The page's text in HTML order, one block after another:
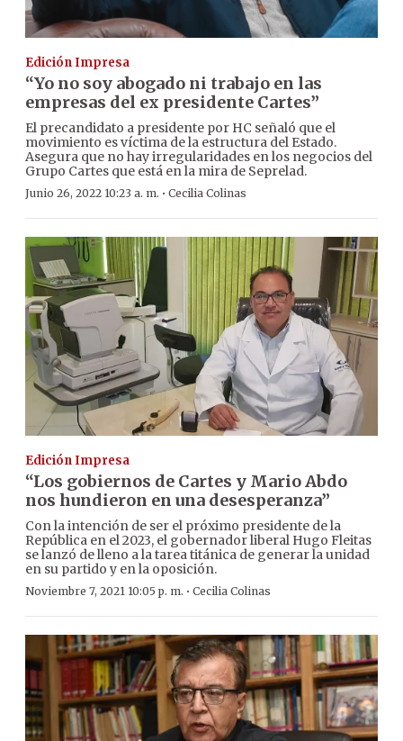
Edición Impresa
“Yo no soy abogado ni trabajo en las
empresas del ex presidente Cartes”
El precandidato a presidente por HC señaló que el
movimiento es víctima de la estructura del Estado.
Asegura que no hay irregularidades en los negocios del
Grupo Cartes que está en la mira de Seprelad.
Junio 26, 2022 10:23 a. m. · Cecilia Colinas
Edición Impresa
“Los gobiernos de Cartes y Mario Abdo
nos hundieron en una desesperanza”
Con la intención de ser el próximo presidente de la
República en el 2023, el gobernador liberal Hugo Fleitas
se lanzó de lleno a la tarea titánica de generar la unidad
en su partido y en la oposición.
Noviembre 7, 2021 10:05 p. m. · Cecilia Colinas